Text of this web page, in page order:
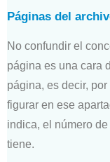
Páginas del
No confundir el
página es una cara
página, es decir,
figurar en ese
indica, el número
tiene.